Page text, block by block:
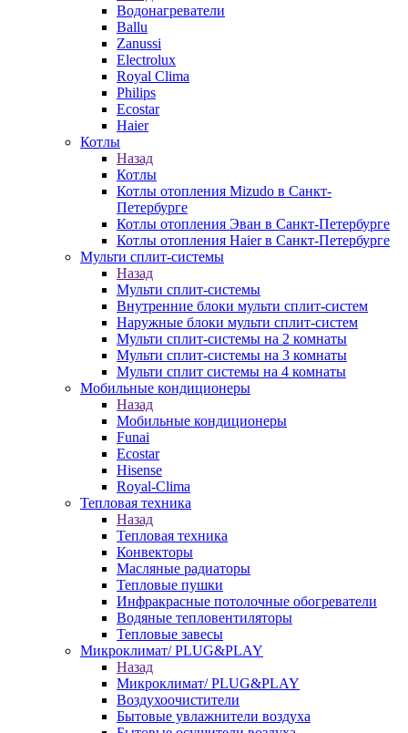
Водонагреватели
Ballu
Zanussi
Electrolux
Royal Clima
Philips
Ecostar
Haier
Котлы
Назад
Котлы
Котлы отопления Mizudo в Санкт-
Петербурге
Котлы отопления Эван в Санкт-Петербурге
Котлы отопления Haier в Санкт-Петербурге
Мульти сплит-системы
Назад
Мульти сплит-системы
Внутренние блоки мульти сплит-систем
Наружные блоки мульти сплит-систем
Мульти сплит-системы на 2 комнаты
Мульти сплит-системы на 3 комнаты
Мульти сплит системы на 4 комнаты
Мобильные кондиционеры
Назад
Мобильные кондиционеры
Funai
Ecostar
Hisense
Royal-Clima
Тепловая техника
Назад
Тепловая техника
Конвекторы
Масляные радиаторы
Тепловые пушки
Инфракрасные потолочные обогреватели
Водяные тепловентиляторы
Тепловые завесы
Микроклимат/ PLUG&PLAY
Назад
Микроклимат/ PLUG&PLAY
Воздухоочистители
Бытовые увлажнители воздуха